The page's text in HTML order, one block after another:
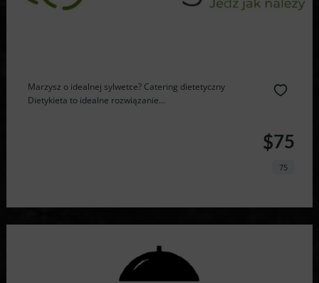
Marzysz o idealnej sylwetce? Catering dietetyczny
Dietykieta to idealne rozwiązanie...
$75
75